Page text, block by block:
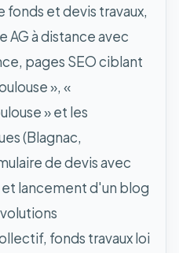
fonds et devis travaux,
AG à distance avec
pages SEO ciblant
», «
» et les
(Blagnac,
de devis avec
lancement d'un blog
fonds travaux loi